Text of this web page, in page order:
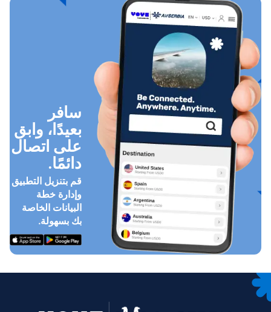
سافر
بعيدًا، وابق
على اتصال
دائمًا.
قم بتنزيل التطبيق
وإدارة خطة
البيانات الخاصة
بك بسهولة.